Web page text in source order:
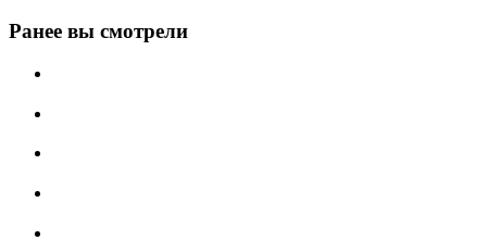
Ранее вы смотрели